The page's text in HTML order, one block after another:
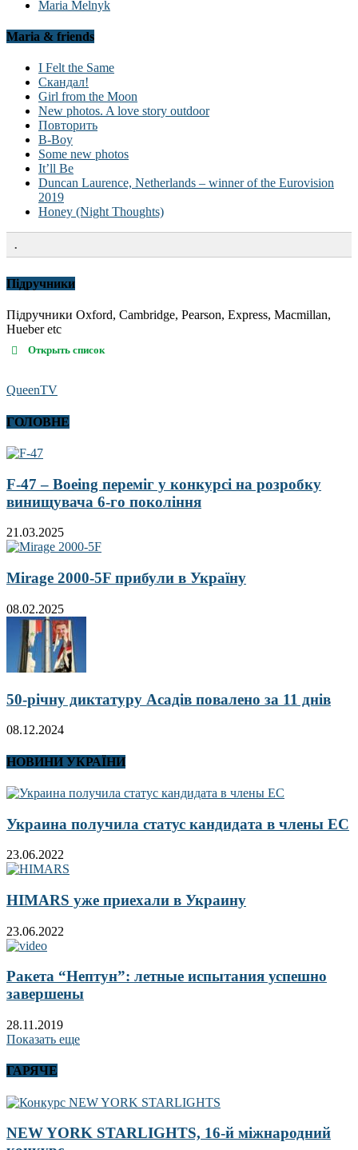
Maria Melnyk
Maria & friends
I Felt the Same
Скандал!
Girl from the Moon
New photos. A love story outdoor
Повторить
B-Boy
Some new photos
It’ll Be
Duncan Laurence, Netherlands – winner of the Eurovision
2019
Honey (Night Thoughts)
.
Підручники
Підручники Oxford, Cambridge, Pearson, Express, Macmillan,
Hueber etc
Открыть список
QueenTV
ГОЛОВНЕ
F-47 – Boeing переміг у конкурсі на розробку
винищувача 6-го покоління
21.03.2025
Mirage 2000-5F прибули в Україну
08.02.2025
50-річну диктатуру Асадів повалено за 11 днів
08.12.2024
НОВИНИ УКРАЇНИ
Украина получила статус кандидата в члены ЕС
23.06.2022
HIMARS уже приехали в Украину
23.06.2022
Ракета “Нептун”: летные испытания успешно
завершены
28.11.2019
Показать еще
ГАРЯЧЕ
NEW YORK STARLIGHTS, 16-й міжнародний